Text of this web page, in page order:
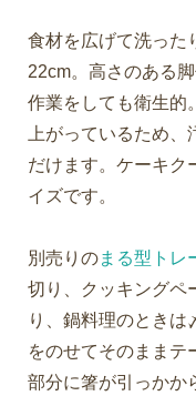
食材を広げて洗った
22cm。高さのある
作業をしても衛生的
上がっているため
だけます。ケーキク
イズです。
別売りのまる型トレ
切り、クッキングペ
り、鍋料理のときは
をのせてそのままテ
部分に箸が引っかか